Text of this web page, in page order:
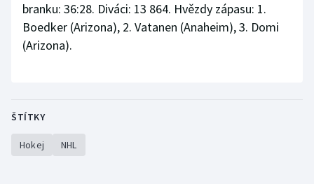
Vodní slalom
Volejbal
branku: 36:28. Diváci: 13 864. Hvězdy zápasu: 1.
Boedker (Arizona), 2. Vatanen (Anaheim), 3. Domi
(Arizona).
ŠTÍTKY
Hokej NHL